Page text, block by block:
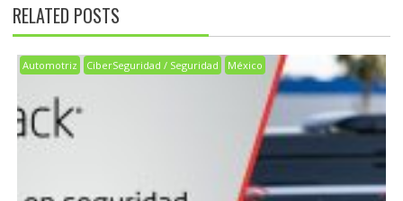
RELATED POSTS
Automotriz CiberSeguridad / Seguridad México